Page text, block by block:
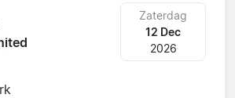
Zaterdag
12 Dec
2026